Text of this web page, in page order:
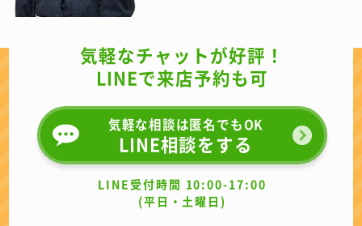
気軽なチャットが好評！
LINEで来店予約も可
気軽な相談は匿名でもOK
LINE相談をする
LINE受付時間 10:00-17:00
(平日・土曜日)